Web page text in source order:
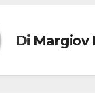
Di Margiov